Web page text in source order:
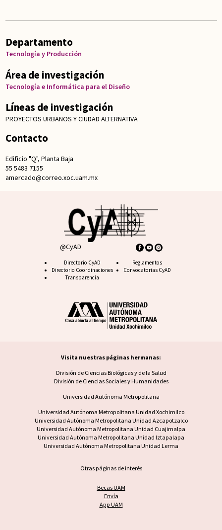
Departamento
Tecnología y Producción
Área de investigación
Tecnología e Informática para el Diseño
Líneas de investigación
PROYECTOS URBANOS Y CIUDAD ALTERNATIVA
Contacto
Edificio "Q", Planta Baja
55 5483 7155
amercado@correo.xoc.uam.mx
@CyAD
Footer CyAD
Directorio CyAD
Directorio Coordinaciones
Transparencia
Footer FAQ
Reglamentos
Convocatorias CyAD
Visita nuestras páginas hermanas:
Visita nuestras páginas hermanas
División de Ciencias Biológicas y de la Salud
División de Ciencias Sociales y Humanidades
Universidad Autónoma Metropolitana
Footer UAM unidad
Universidad Autónoma Metropolitana Unidad Xochimilco
Universidad Autónoma Metropolitana Unidad Azcapotzalco
Universidad Autónoma Metropolitana Unidad Cuajimalpa
Universidad Autónoma Metropolitana Unidad Iztapalapa
Universidad Autónoma Metropolitana Unidad Lerma
Otras páginas de interés
Becas UAM
Envía
App UAM